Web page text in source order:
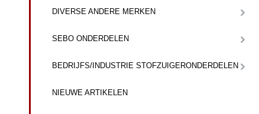
DIVERSE ANDERE MERKEN
SEBO ONDERDELEN
BEDRIJFS/INDUSTRIE STOFZUIGERONDERDELEN
NIEUWE ARTIKELEN